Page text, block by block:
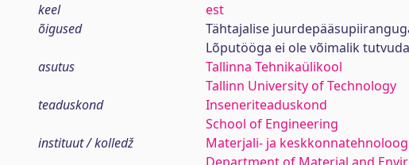
keel
est
õigused
Tähtajalise
Lõputööga ei ole võimalik
asutus
Tallinna Tehnikaülikool
Tallinn University of Technology
teaduskond
Inseneriteaduskond
School of Engineering
instituut / kolledž
Materjali- ja